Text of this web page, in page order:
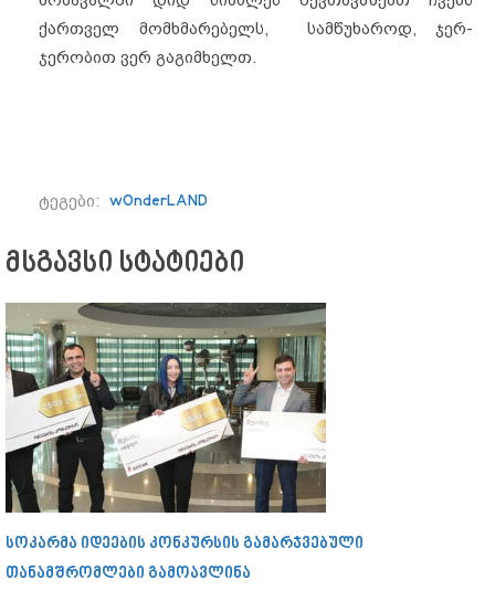
ქართველ მომხმარებელს, სამწუხაროდ, ჯერ-
ჯერობით ვერ გაგიმხელთ.
ტეგები: wOnderLAND
მსგავსი სტატიები
სოკარმა იდეების კონკურსის გამარჯვებული
თანამშრომლები გამოავლინა